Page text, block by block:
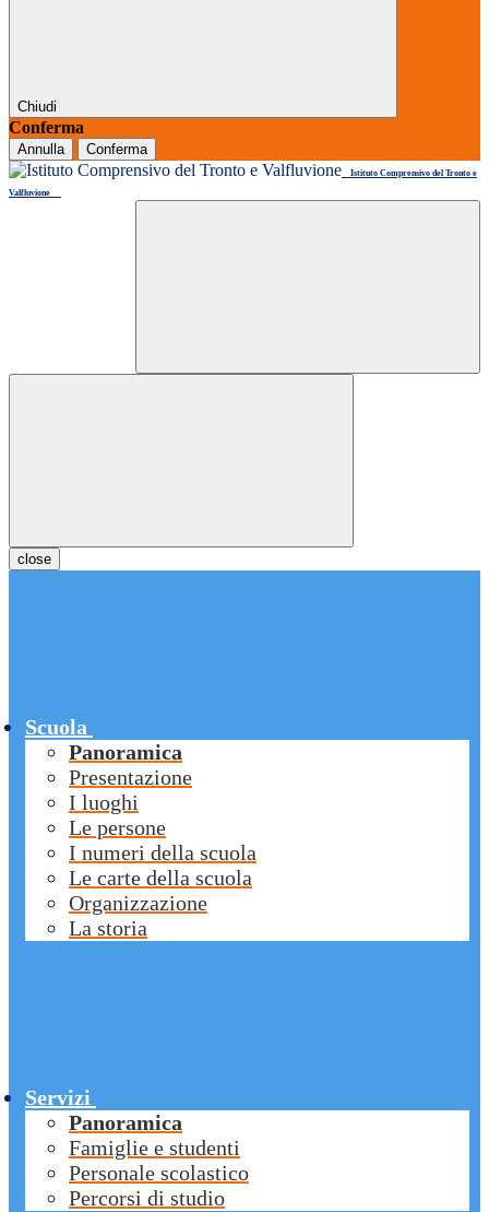
Chiudi
Conferma
Annulla Conferma
Istituto Comprensivo del Tronto e
Valfluvione
close
Scuola
Panoramica
Presentazione
I luoghi
Le persone
I numeri della scuola
Le carte della scuola
Organizzazione
La storia
Servizi
Panoramica
Famiglie e studenti
Personale scolastico
Percorsi di studio